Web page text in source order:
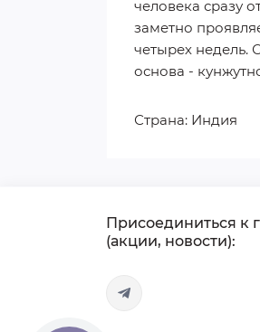
человека сразу
заметно
четырех недель.
основа -
Страна: Индия
Присоединиться к
(акции, новости):